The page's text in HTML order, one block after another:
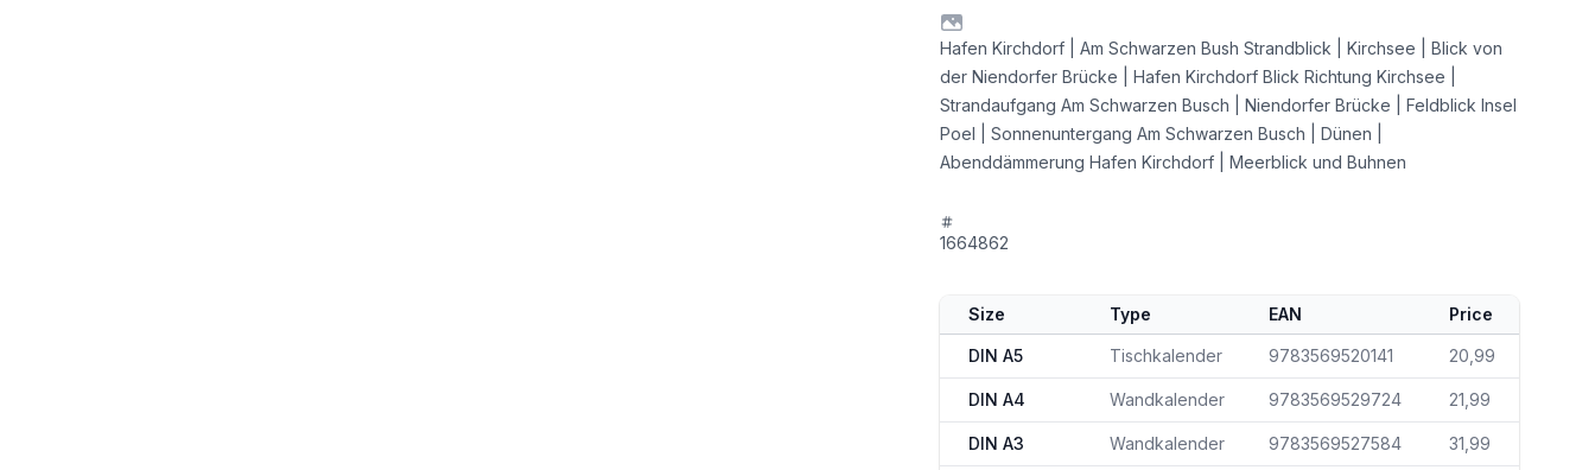
Hafen Kirchdorf | Am Schwarzen Bush Strandblick | Kirchsee | Blick von
der Niendorfer Brücke | Hafen Kirchdorf Blick Richtung Kirchsee |
Strandaufgang Am Schwarzen Busch | Niendorfer Brücke | Feldblick Insel
Poel | Sonnenuntergang Am Schwarzen Busch | Dünen |
Abenddämmerung Hafen Kirchdorf | Meerblick und Buhnen
1664862
Size Type EAN Price
DIN A5 Tischkalender 9783569520141 20,99
DIN A4 Wandkalender 9783569529724 21,99
DIN A3 Wandkalender 9783569527584 31,99